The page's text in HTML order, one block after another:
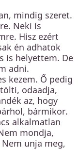
mindig szeret.
Neki is
Hisz ezért
én adhatok
is helyettem. De
adni.
kezem. Ő pedig
odaadja,
az, hogy
bármikor.
alkalmatlan
mondja,
unja meg,